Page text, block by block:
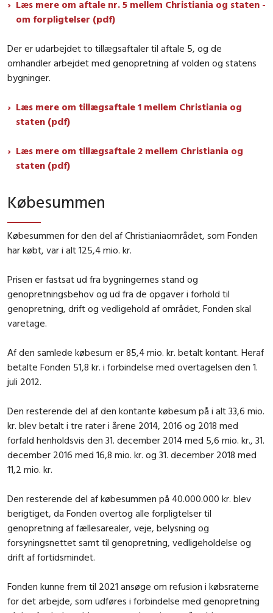
Læs mere om aftale nr. 5 mellem Christiania og staten -
om forpligtelser (pdf)
Der er udarbejdet to tillægsaftaler til aftale 5, og de
omhandler arbejdet med genopretning af volden og statens
bygninger.
Læs mere om tillægsaftale 1 mellem Christiania og
staten (pdf)
Læs mere om tillægsaftale 2 mellem Christiania og
staten (pdf)
Købesummen
Købesummen for den del af Christianiaområdet, som Fonden
har købt, var i alt 125,4 mio. kr.
Prisen er fastsat ud fra bygningernes stand og
genopretningsbehov og ud fra de opgaver i forhold til
genopretning, drift og vedligehold af området, Fonden skal
varetage.
Af den samlede købesum er 85,4 mio. kr. betalt kontant. Heraf
betalte Fonden 51,8 kr. i forbindelse med overtagelsen den 1.
juli 2012.
Den resterende del af den kontante købesum på i alt 33,6 mio.
kr. blev betalt i tre rater i årene 2014, 2016 og 2018 med
forfald henholdsvis den 31. december 2014 med 5,6 mio. kr., 31.
december 2016 med 16,8 mio. kr. og 31. december 2018 med
11,2 mio. kr.
Den resterende del af købesummen på 40.000.000 kr. blev
berigtiget, da Fonden overtog alle forpligtelser til
genopretning af fællesarealer, veje, belysning og
forsyningsnettet samt til genopretning, vedligeholdelse og
drift af fortidsmindet.
Fonden kunne frem til 2021 ansøge om refusion i købsraterne
for det arbejde, som udføres i forbindelse med genopretning